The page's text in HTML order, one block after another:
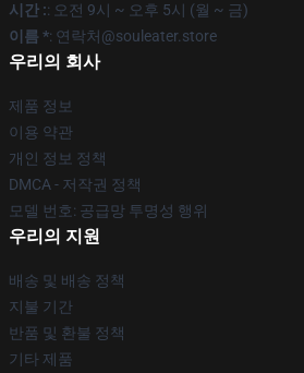
시간 :: 오전 9시 ~ 오후 5시 (월 ~ 금)
이름 *: 연락처@souleater.store
우리의 회사
제품 정보
이용 약관
개인 정보 정책
DMCA - 저작권 정책
모델 번호: 공급망 투명성 행위
우리의 지원
배송 및 배송 정책
지불 기간
반품 및 환불 정책
기타 제품